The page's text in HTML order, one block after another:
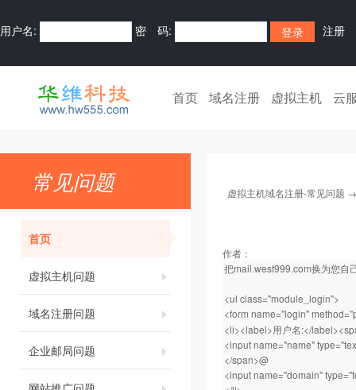
用户名: 密 码: 注册
首页 域名注册 虚拟主机 云
常见问题
首页
虚拟主机问题
域名注册问题
企业邮局问题
虚拟主机域名注册-常见问题
作者：
把mail.west999.com换为您自
<ul class="module_login">
<form name="login"
<li><label>用户名:</
<input name="name"
</span>@
<input name="domain"